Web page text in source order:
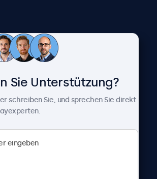
Über Beetronics
Neuigkeiten und Updates
Über uns
Karriere
Geschäftsbedingungen
Datenschutzerklärung
Sie Unterstützung?
schreiben Sie, und sprechen Sie direkt